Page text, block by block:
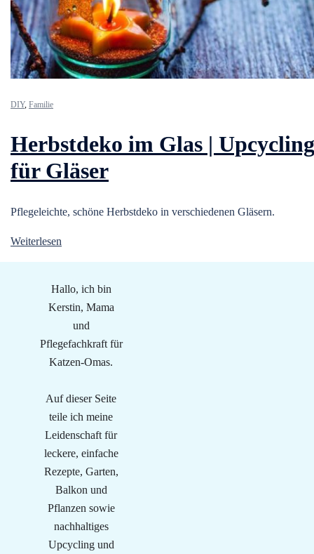
DIY, Familie
Herbstdeko im Glas | Upcycling
für Gläser
Pflegeleichte, schöne Herbstdeko in verschiedenen Gläsern.
Weiterlesen
Hallo, ich bin
Kerstin, Mama
und
Pflegefachkraft für
Katzen-Omas.
Auf dieser Seite
teile ich meine
Leidenschaft für
leckere, einfache
Rezepte, Garten,
Balkon und
Pflanzen sowie
nachhaltiges
Upcycling und